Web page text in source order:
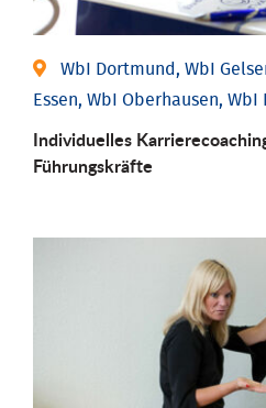
WbI Dortmund, WbI
Essen, WbI Oberhausen, WbI
Individu­elles
Führungs­kräfte